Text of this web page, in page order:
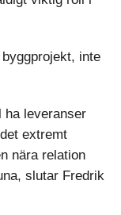
inte
ha leveranser
extremt
nära relation
slutar Fredrik